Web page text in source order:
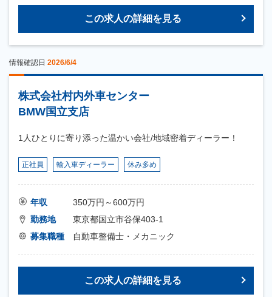
この求人の詳細を見る
情報確認日 2026/6/4
株式会社村内外車センター
BMW国立支店
1人ひとりに寄り添った温かい会社/地域密着ディーラー！
正社員 輸入車ディーラー 休み多め
年収
350万円～600万円
勤務地
東京都国立市谷保403-1
募集職種
自動車整備士・メカニック
この求人の詳細を見る